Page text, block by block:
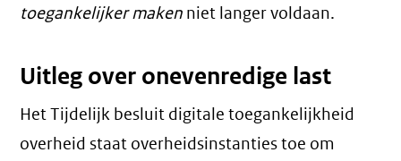
toegankelijker maken niet langer voldaan.
Uitleg over onevenredige last
Het Tijdelijk besluit digitale toegankelijkheid
overheid staat overheidsinstanties toe om